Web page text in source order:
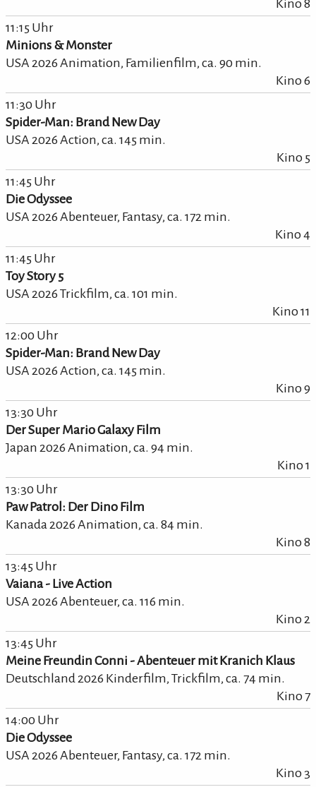
Kino 8
11:15 Uhr
Minions & Monster
USA 2026 Animation, Familienfilm, ca. 90 min.
Kino 6
11:30 Uhr
Spider-Man: Brand New Day
USA 2026 Action, ca. 145 min.
Kino 5
11:45 Uhr
Die Odyssee
USA 2026 Abenteuer, Fantasy, ca. 172 min.
Kino 4
11:45 Uhr
Toy Story 5
USA 2026 Trickfilm, ca. 101 min.
Kino 11
12:00 Uhr
Spider-Man: Brand New Day
USA 2026 Action, ca. 145 min.
Kino 9
13:30 Uhr
Der Super Mario Galaxy Film
Japan 2026 Animation, ca. 94 min.
Kino 1
13:30 Uhr
Paw Patrol: Der Dino Film
Kanada 2026 Animation, ca. 84 min.
Kino 8
13:45 Uhr
Vaiana - Live Action
USA 2026 Abenteuer, ca. 116 min.
Kino 2
13:45 Uhr
Meine Freundin Conni - Abenteuer mit Kranich Klaus
Deutschland 2026 Kinderfilm, Trickfilm, ca. 74 min.
Kino 7
14:00 Uhr
Die Odyssee
USA 2026 Abenteuer, Fantasy, ca. 172 min.
Kino 3